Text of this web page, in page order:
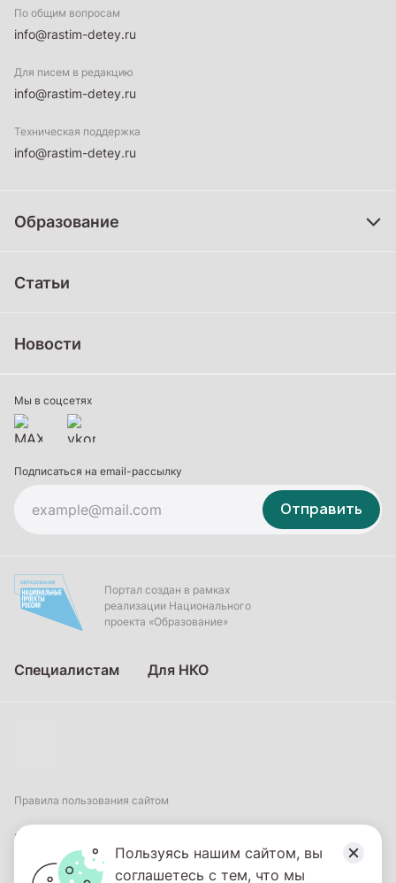
По общим вопросам
info@rastim-detey.ru
Для писем в редакцию
info@rastim-detey.ru
Техническая поддержка
info@rastim-detey.ru
Образование
Дополнительное образование
Статьи
Новости
Мы в соцсетях
Подписаться на email-рассылку
Отправить
Портал создан в рамках
реализации Национального
проекта «Образование»
Специалистам Для НКО
Правила пользования сайтом
Пользовательское соглашение
Политика обработки персональных данных
Пользуясь нашим сайтом, вы
соглашетесь с тем, что мы